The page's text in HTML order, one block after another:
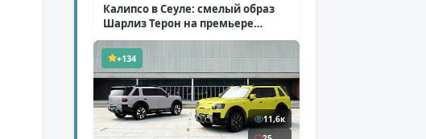
Калипсо в Сеуле: смелый образ
Шарлиз Терон на премьере
«Одиссеи»( 6 фото )
+134
11,6к